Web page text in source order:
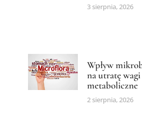
3 sierpnia, 2026
Wpływ
na utratę
metaboliczne
2 sierpnia, 2026